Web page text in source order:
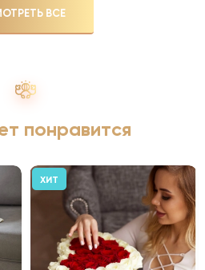
ВСЕ
понравится
ХИТ